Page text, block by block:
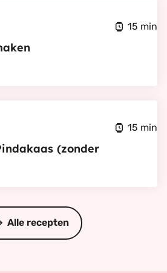
15 min
15 min
(zonder
Alle recepten